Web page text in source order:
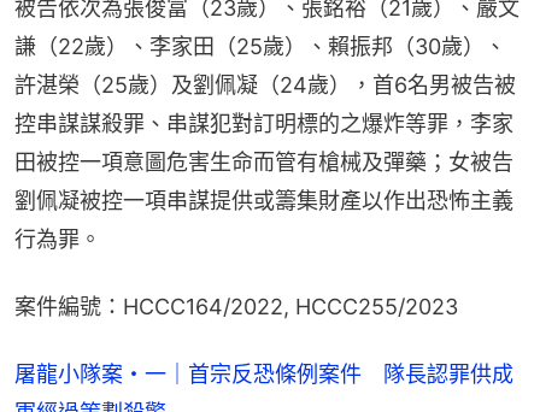
被告依次為張俊富（23歲）、張銘裕（21歲）、嚴文
謙（22歲）、李家田（25歲）、賴振邦（30歲）、
許湛榮（25歲）及劉佩凝（24歲），首6名男被告被
控串謀謀殺罪、串謀犯對訂明標的之爆炸等罪，李家
田被控一項意圖危害生命而管有槍械及彈藥；女被告
劉佩凝被控一項串謀提供或籌集財產以作出恐怖主義
行為罪。
案件編號：HCCC164/2022, HCCC255/2023
屠龍小隊案・一｜首宗反恐條例案件 隊長認罪供成